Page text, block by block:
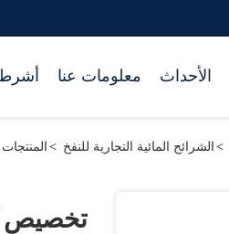
معلومات عنا الأحداث
المنتجات > الشرائح المائية التجارية للنفخ >
تخصيص